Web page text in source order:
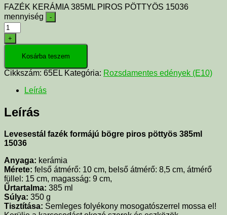
FAZÉK KERÁMIA 385ML PIROS PÖTTYÖS 15036
mennyiség
-
+
Kosárba teszem
Cikkszám: 65EL Kategória: Rozsdamentes edények (E10)
Leírás
Leírás
Levesestál fazék formájú bögre piros pöttyös 385ml
15036
Anyaga: kerámia
Mérete: felső átmérő: 10 cm, belső átmérő: 8,5 cm, átmérő
füllel: 15 cm, magasság: 9 cm,
Űrtartalma: 385 ml
Súlya: 350 g
Tisztítása: Semleges folyékony mosogatószerrel mossa el!